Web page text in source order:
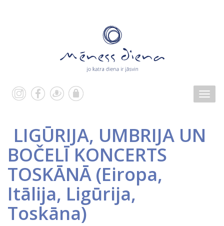
LIGŪRIJA, UMBRIJA UN
BOČELĪ KONCERTS
TOSKĀNĀ (Eiropa,
Itālija, Ligūrija,
Toskāna)